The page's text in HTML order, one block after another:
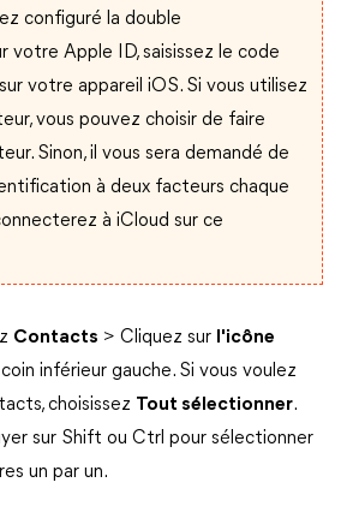
configuré la double
votre Apple ID, saisissez le code
votre appareil iOS. Si vous utilisez
vous pouvez choisir de faire
Sinon, il vous sera demandé de
à deux facteurs chaque
à iCloud sur ce
Contacts > Cliquez sur l'icône
inférieur gauche. Si vous voulez
choisissez Tout sélectionner.
sur Shift ou Ctrl pour sélectionner
un par un.